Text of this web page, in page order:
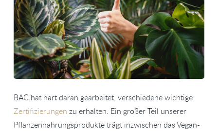
BAC hat hart daran gearbeitet, verschiedene wichtige
Zertifizierungen zu erhalten. Ein großer Teil unserer
Pflanzennahrungsprodukte trägt inzwischen das Vegan-